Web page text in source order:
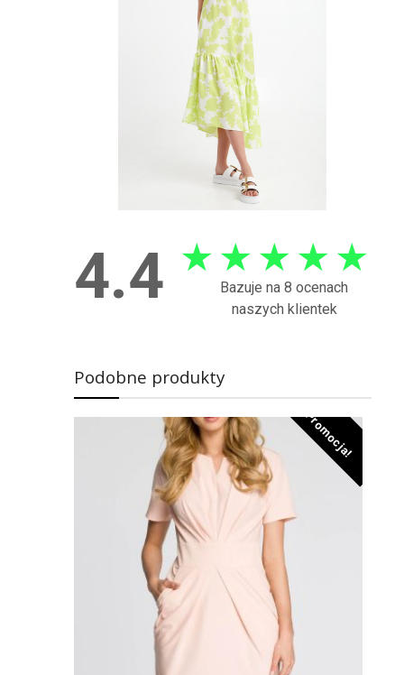
4.4 ★ ★ ★ ★ ★
Bazuje na 8 ocenach
naszych klientek
Podobne produkty
Promocja!